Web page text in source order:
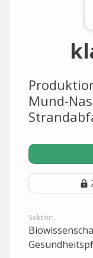
Mund-
Sektor: